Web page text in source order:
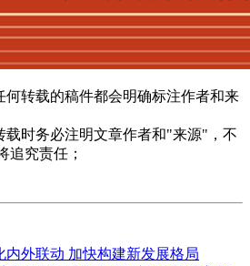
何转载的稿件都会明确标注作者和来
载时务必注明文章作者和"来源"，不
追究责任；
内外联动 加快构建新发展格局